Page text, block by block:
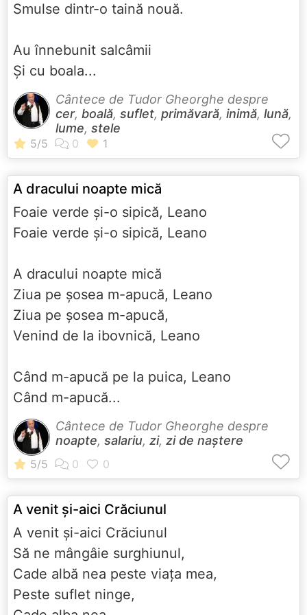
Smulse dintr-o taină nouă.
Au înnebunit salcâmii
Și cu boala...
Cântece de Tudor Gheorghe despre
cer, boală, suflet, primăvară, inimă, lună,
lume, stele
A dracului noapte mică
Foaie verde și-o sipică, Leano
Foaie verde și-o sipică, Leano
A dracului noapte mică
Ziua pe șosea m-apucă, Leano
Ziua pe șosea m-apucă,
Venind de la ibovnică, Leano
Când m-apucă pe la puica, Leano
Când m-apucă...
Cântece de Tudor Gheorghe despre
noapte, salariu, zi, zi de naștere
A venit şi-aici Crăciunul
A venit şi-aici Crăciunul
Să ne mângâie surghiunul,
Cade albă nea peste viaţa mea,
Peste suflet ninge,